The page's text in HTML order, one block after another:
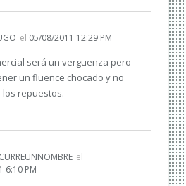
el 05/08/2011 12:29 PM
será un verguenza pero
un fluence chocado y no
los repuestos.
el
6:10 PM